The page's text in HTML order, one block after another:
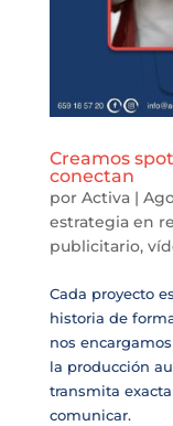
Creamos
conectan
por Activa|
estrategia en
publicitario,
Cada proyecto
historia de
nos
la producción
transmita
comunicar.